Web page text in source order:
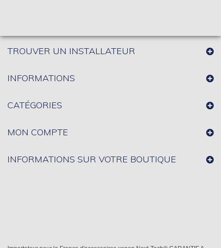
TROUVER UN INSTALLATEUR
INFORMATIONS
CATÉGORIES
MON COMPTE
INFORMATIONS SUR VOTRE BOUTIQUE